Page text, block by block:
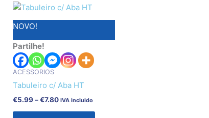
NOVO!
Partilhe!
ACESSORIOS
Tabuleiro c/ Aba HT
€5.99 – €7.80
Price
range:
€5.99
€7.80
IVA incluido
product
multiple